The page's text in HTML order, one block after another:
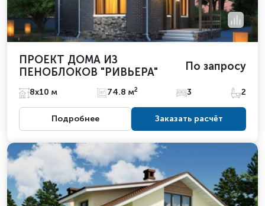
ПРОЕКТ ДОМА ИЗ
ПЕНОБЛОКОВ "РИВЬЕРА"
По запросу
8х10 м 74.8 м2 3 2
Подробнее Заказать расчёт